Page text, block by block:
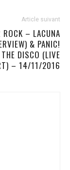
Article suivant
ROCK – LACUNA
& PANIC!
DISCO (LIVE
– 14/11/2016